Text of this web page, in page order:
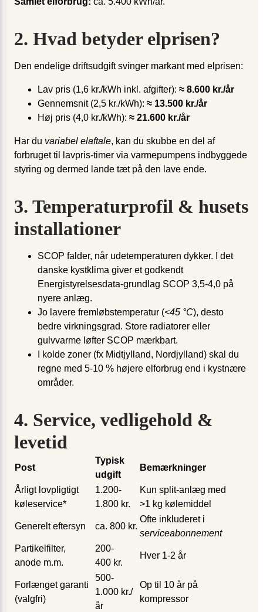
2. Hvad betyder elprisen?
Den endelige driftsudgift svinger markant med el­prisen:
Lav pris (1,6 kr./kWh inkl. afgifter): ≈ 8.600 kr./år
Gennemsnit (2,5 kr./kWh): ≈ 13.500 kr./år
Høj pris (4,0 kr./kWh): ≈ 21.600 kr./år
Har du variabel el­aftale, kan du skubbe en del af
forbruget til lavpris-timer via varmepumpens indbyggede
styring og dermed lande tæt på den lave ende.
3. Temperaturprofil & husets
installationer
SCOP falder, når udetemperaturen dykker. I det
danske kystklima giver et godkendt
Energistyrelses­data-grundlag SCOP 3,5-4,0 på
nyere anlæg.
Jo lavere fremløbstemperatur (<45 °C), desto
bedre virkningsgrad. Store radiatorer eller
gulvvarme løfter SCOP mærkbart.
I kolde zoner (fx Midtjylland, Nordjylland) skal du
regne med 5-10 % højere elforbrug end i kystnære
områder.
4. Service, vedligehold &
levetid
Post
Typisk
udgift
Bemærkninger
Årligt lovpligtigt
køleservice*
1.200-
1.800 kr.
Kun split-anlæg med
>1 kg kølemiddel
Generelt eftersyn ca. 800 kr.
Ofte inkluderet i
serviceabonnement
Partikelfilter,
anode m.m.
200-
400 kr.
Hver 1-2 år
Forlænget garanti
(valgfri)
500-
1.000 kr./
år
Op til 10 år på
kompressor